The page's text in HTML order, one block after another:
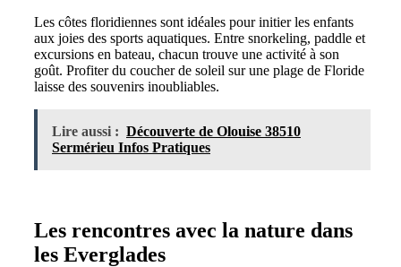
Les côtes floridiennes sont idéales pour initier les enfants
aux joies des sports aquatiques. Entre snorkeling, paddle et
excursions en bateau, chacun trouve une activité à son
goût. Profiter du coucher de soleil sur une plage de Floride
laisse des souvenirs inoubliables.
Lire aussi : Découverte de Olouise 38510
Sermérieu Infos Pratiques
Les rencontres avec la nature dans
les Everglades